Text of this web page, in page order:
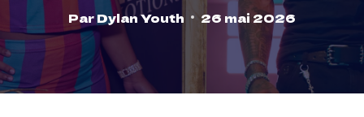
ParDylan Youth 26 mai 2026